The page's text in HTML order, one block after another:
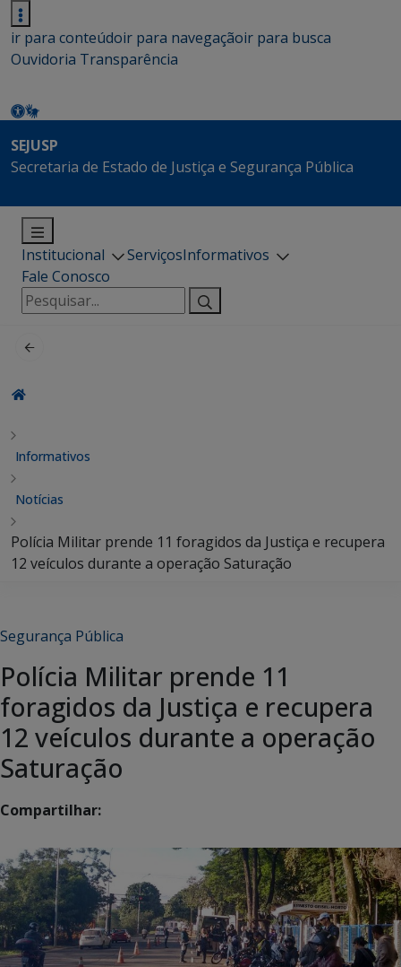
ir para conteúdoir para navegaçãoir para busca
Ouvidoria Transparência
SEJUSP
Secretaria de Estado de Justiça e Segurança Pública
Institucional ServiçosInformativos
Fale Conosco
Pesquisar
por:
Informativos
Notícias
Polícia Militar prende 11 foragidos da Justiça e recupera
12 veículos durante a operação Saturação
Segurança Pública
Polícia Militar prende 11
foragidos da Justiça e recupera
12 veículos durante a operação
Saturação
Compartilhar: